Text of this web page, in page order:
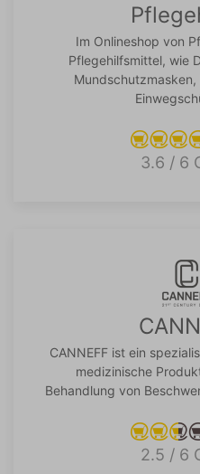
Im Onlineshop von
Pflegehilfsmittel, wie
3.6 / 6
CANNEFF ist ein
medizinische
Behandlung von
2.5 / 6